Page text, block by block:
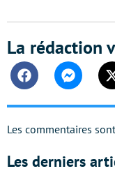
La rédaction
Facebook
Les commentaires
Les derniers